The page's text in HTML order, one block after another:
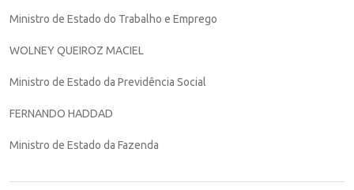
Ministro de Estado do Trabalho e Emprego
WOLNEY QUEIROZ MACIEL
Ministro de Estado da Previdência Social
FERNANDO HADDAD
Ministro de Estado da Fazenda